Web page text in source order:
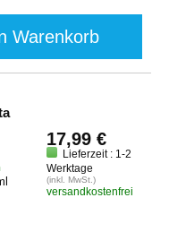
Warenkorb
17,99 €
Lieferzeit : 1-2
Werktage
(inkl. MwSt.)
versandkostenfrei